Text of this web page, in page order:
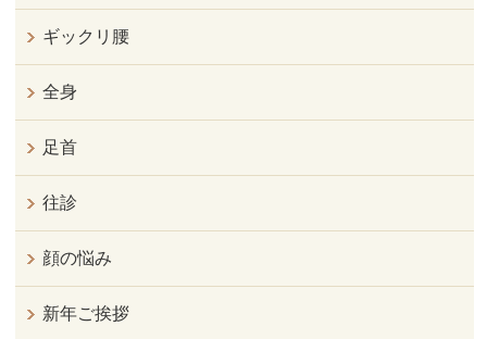
ギックリ腰
全身
足首
往診
顔の悩み
新年ご挨拶